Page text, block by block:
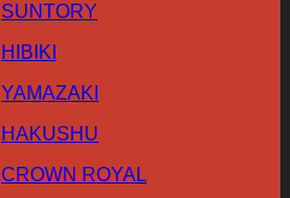
SUNTORY
HIBIKI
YAMAZAKI
HAKUSHU
CROWN ROYAL